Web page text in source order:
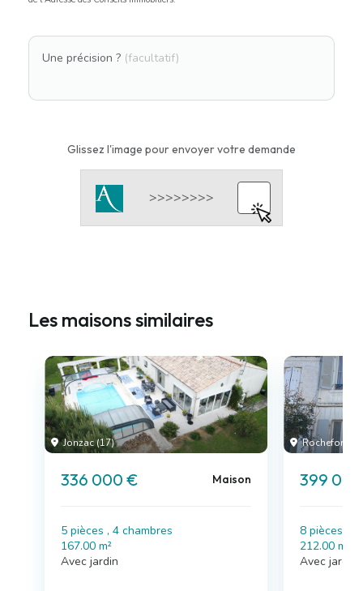
Une précision ? (facultatif)
Glissez l'image pour envoyer votre demande
Les maisons similaires
Jonzac (17)
336 000 € Maison
5 pièces , 4 chambres
167.00 m²
Avec jardin
Rochefort
399
8 pièces , 4
212.00 m²
Avec